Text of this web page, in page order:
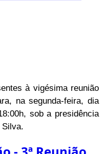
à vigésima reunião
na segunda-feira, dia
sob a presidência
Silva.